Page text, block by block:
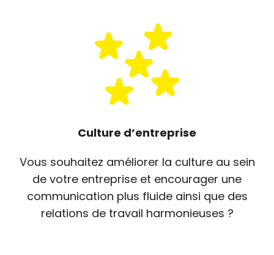
Culture d’entreprise
Vous souhaitez améliorer la culture au sein
de votre entreprise et encourager une
communication plus fluide ainsi que des
relations de travail harmonieuses ?